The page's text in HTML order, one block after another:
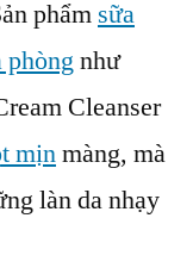
phẩm sữa
phòngnhư
Cleanser
mịnmàng, mà
làn da nhạy